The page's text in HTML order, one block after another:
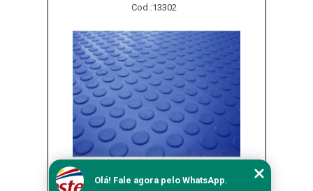
Cod.:13302
Olá! Fale agora pelo WhatsApp.